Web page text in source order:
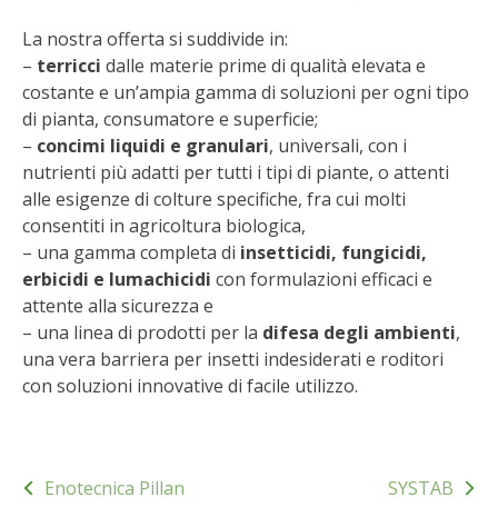
STIHL
BLUMEN
NOCCIOLA DI CALABRIA
PELLENC
MEDICINA DEI SEMPLICI
SCONTI NOVEMBRE
COMPO
ZAPI GARDEN
La nostra offerta si suddivide in:
– terricci dalle materie prime di qualità elevata e
costante e un’ampia gamma di soluzioni per ogni tipo
di pianta, consumatore e superficie;
– concimi liquidi e granulari, universali, con i
nutrienti più adatti per tutti i tipi di piante, o attenti
alle esigenze di colture specifiche, fra cui molti
consentiti in agricoltura biologica,
– una gamma completa di insetticidi, fungicidi,
erbicidi e lumachicidi con formulazioni efficaci e
attente alla sicurezza e
– una linea di prodotti per la difesa degli ambienti,
una vera barriera per insetti indesiderati e roditori
con soluzioni innovative di facile utilizzo.
articoli
Enotecnica Pillan SYSTAB